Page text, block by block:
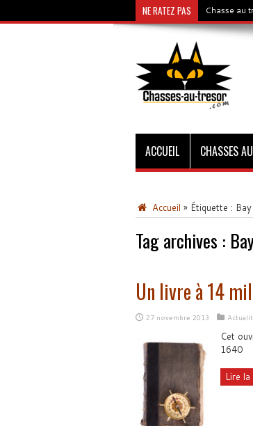
NE RATEZ PAS Chasse au
ACCUEIL CHASSES
Accueil » Étiquette :
Tag archives :
Un livre à 14
27 novembre 2013
Cet
1640
Lire la